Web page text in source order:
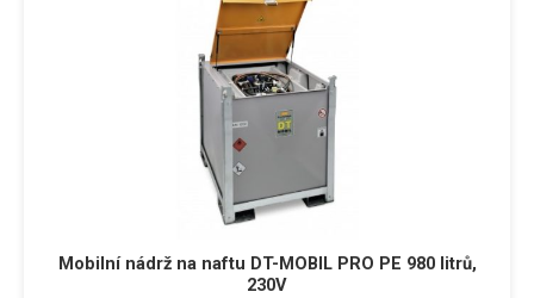
Mobilní nádrž na naftu DT-MOBIL PRO PE 980 litrů,
230V